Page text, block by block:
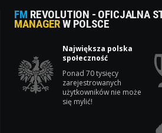
FM REVOLUTION - OFICJALNA
MANAGERW POLSCE
Największa polska
społeczność
Ponad 70 tysięcy
zarejestrowanych
użytkowników nie może
się mylić!